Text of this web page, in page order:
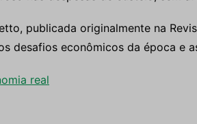
publicada originalmente na
desafios econômicos da época e
real